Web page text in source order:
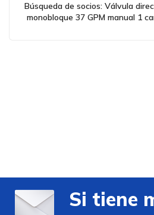
Búsqueda de socios: Válvula
monobloque 37 GPM manual 1
Si tiene